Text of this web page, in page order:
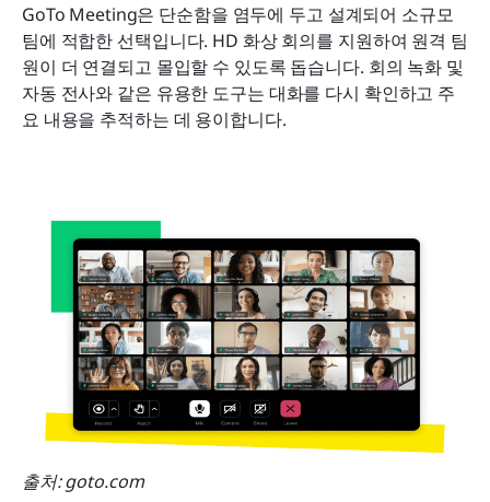
GoTo Meeting은 단순함을 염두에 두고 설계되어 소규모
팀에 적합한 선택입니다. HD 화상 회의를 지원하여 원격 팀
원이 더 연결되고 몰입할 수 있도록 돕습니다. 회의 녹화 및
자동 전사와 같은 유용한 도구는 대화를 다시 확인하고 주
요 내용을 추적하는 데 용이합니다.
출처: goto.com